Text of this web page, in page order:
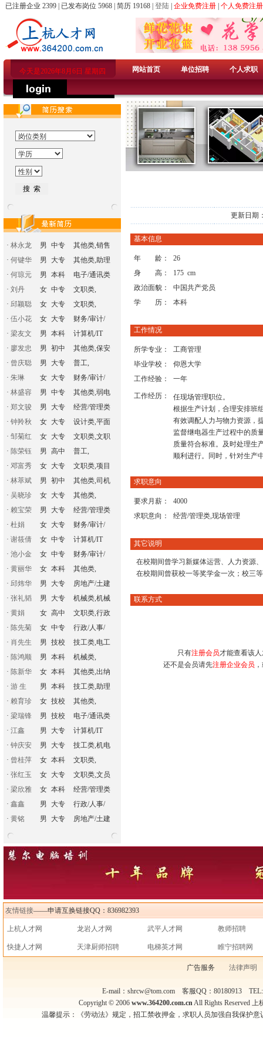
已注册企业 2399 | 已发布岗位 5968 | 简历 19168 | 登陆 企业免费注册 个人免费注册
今天是2026年8月6日 星期四 网站首页 单位招聘 个人求职
· 林永龙 男 中专
其他类,销售
· 何键华 男 大专
其他类,助理
· 何琼元 男 本科
电子/通讯类
· 刘丹 女 中专
文职类,
· 邱颖聪 女 大专
文职类,
· 伍小花 女 大专
财务/审计/
· 梁友文 男 本科
计算机/IT
· 廖发忠 男 初中
其他类,保安
· 曾庆聪 男 大专
普工,
· 朱琳 女 大专
财务/审计/
· 林盛容 男 中专
其他类,弱电
· 郑文骏 男 大专
经营/管理类
· 钟羚秋 女 大专
设计类,平面
· 邹菊红 女 大专
文职类,文职
· 陈荣钰 男 高中
普工,
· 邓富秀 女 大专
文职类,项目
· 林萃斌 男 初中
其他类,司机
· 吴晓珍 女 大专
其他类,
· 赖宝荣 男 大专
经营/管理类
· 杜娟 女 大专
财务/审计/
· 谢筱倩 女 中专
计算机/IT
· 池小金 女 中专
财务/审计/
· 黄丽华 女 本科
其他类,
· 邱炜华 男 大专
房地产/土建
· 张礼韬 男 大专
机械类,机械
· 黄娟 女 高中
文职类,行政
· 陈先菊 女 中专
行政/人事/
· 肖先生 男 技校
技工类,电工
· 陈鸿顺 男 本科
机械类,
· 陈新华 女 本科
其他类,出纳
· 游 生 男 本科
技工类,助理
· 赖育珍 女 技校
其他类,
· 梁瑞锋 男 技校
电子/通讯类
· 江鑫 男 大专
计算机/IT
· 钟庆安 男 大专
技工类,机电
· 曾桂萍 女 本科
文职类,
· 张红玉 女 大专
文职类,文员
· 梁欣雅 女 本科
经营/管理类
· 鑫鑫 男 大专
行政/人事/
· 黄铭 男 大专 房地产/土建
更新日
基本信息
年 龄：
26
身 高：
175 cm
政治面貌：
中国共产党员
学 历：
本科
工作情况
所学专业：
工商管理
毕业学校：
仰恩大学
工作经验：
一年
工作经历：
任现场管理职位。
根据生产计划，合理安排班
有效调配人力与物力资源，
监督继电器生产过程中的质
质量符合标准。及时处理生
顺利进行。同时，针对生产
求职意向
要求月薪：
4000
求职意向：
经营/管理类,现场管理
其它说明
在校期间曾学习新媒体运营、人力资源
在校期间曾获校一等奖学金一次；校三
联系方式
只有注册会员才能查看该
还不是会员请先注册企业会员
友情链接——申请互换链接QQ：836982393
上杭人才网 龙岩人才网 武平人才网 教师招聘
快捷人才网 天津厨师招聘 电梯英才网 睢宁招聘网
广告服务 法律声明
E-mail：shrcw@tom.com 客服QQ：80180913
Copyright © 2006 www.364200.com.cnAll Rights Reserved
温馨提示：《劳动法》规定，招工禁收押金，求职人员加强自我保护